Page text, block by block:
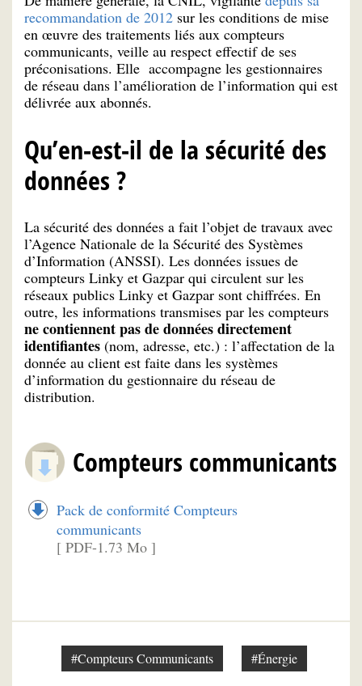
recommandation de 2012 sur les conditions de mise
en œuvre des traitements liés aux compteurs
communicants, veille au respect effectif de ses
préconisations. Elle accompagne les gestionnaires
de réseau dans l’amélioration de l’information qui est
délivrée aux abonnés.
Qu’en-est-il de la sécurité des
données ?
La sécurité des données a fait l’objet de travaux avec
l’Agence Nationale de la Sécurité des Systèmes
d’Information (ANSSI). Les données issues de
compteurs Linky et Gazpar qui circulent sur les
réseaux publics Linky et Gazpar sont chiffrées. En
outre, les informations transmises par les compteurs
ne contiennent pas de données directement
identifiantes (nom, adresse, etc.) : l’affectation de la
donnée au client est faite dans les systèmes
d’information du gestionnaire du réseau de
distribution.
Compteurs communicants
Pack de conformité Compteurs
communicants
[ PDF-1.73 Mo ]
#Compteurs Communicants #Énergie